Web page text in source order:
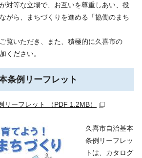
対等な立場で、お互いを尊重しあい、役
がら、まちづくりを進める「協働のまち
覧いただき、また、積極的に久喜市の
ください。
条例リーフレット
リーフレット （PDF 1.2MB）
久喜市自治基本
条例リーフレッ
トは、カタログ